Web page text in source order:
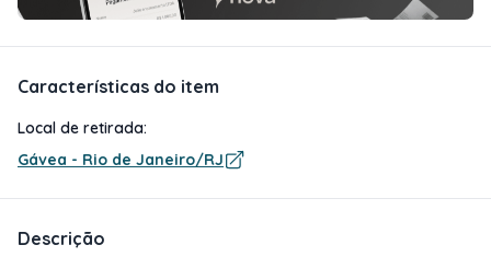
Características do item
Local de retirada:
Gávea - Rio de Janeiro/RJ
Descrição